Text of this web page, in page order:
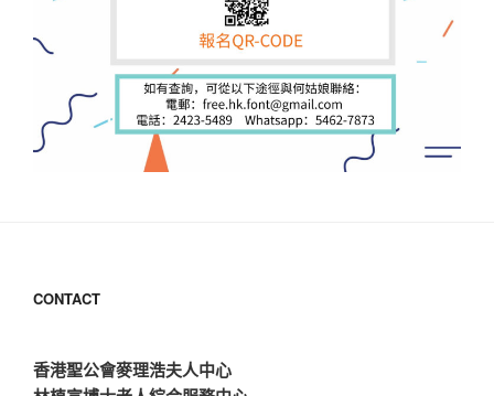
CONTACT
香港聖公會麥理浩夫人中心